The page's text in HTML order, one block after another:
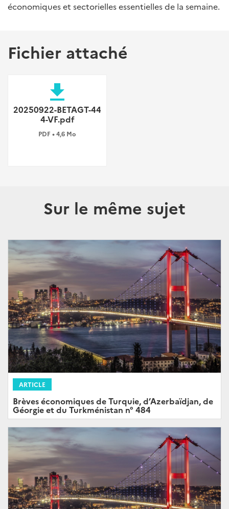
économiques et sectorielles essentielles de la semaine.
Fichier attaché
file_download
20250922-BETAGT-44
4-VF.pdf
PDF • 4,6 Mo
Sur le même sujet
ARTICLE
Brèves économiques de Turquie, d’Azerbaïdjan, de
Géorgie et du Turkménistan n° 484